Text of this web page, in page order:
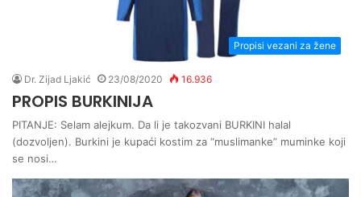
Propisi vezani za žene
Dr. Zijad Ljakić 23/08/2020 16.936
PROPIS BURKINIJA
PITANJE: Selam alejkum. Da li je takozvani BURKINI halal
(dozvoljen). Burkini je kupaći kostim za “muslimanke” muminke koji
se nosi…